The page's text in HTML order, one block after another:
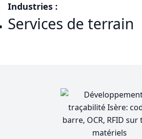
Industries :
Services de terrain